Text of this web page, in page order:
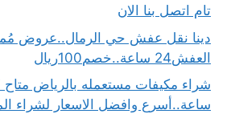
تام اتصل بنا الان
دينا نقل عفش حي الرمال..عروض
العفش24 ساعة..خصم100ريال
ساعة..أسرع وافضل الاسعار لشراء